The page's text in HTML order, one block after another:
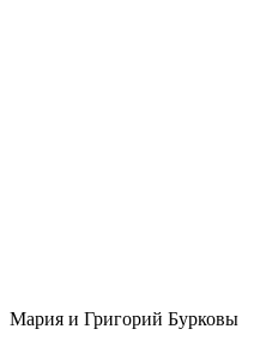
Мария и Григорий Бурковы